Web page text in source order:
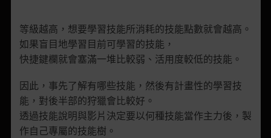
等級越高，想要學習技能所消耗的技能點數就會越高。
如果盲目地學習目前可學習的技能，
快捷鍵欄就會塞滿一堆比較弱、活用度較低的技能。
因此，事先了解有哪些技能，然後有計畫性的學習技
能，對後半部的狩獵會比較好。
透過技能說明與影片決定要以何種技能當作主力後，製
作自己專屬的技能樹。